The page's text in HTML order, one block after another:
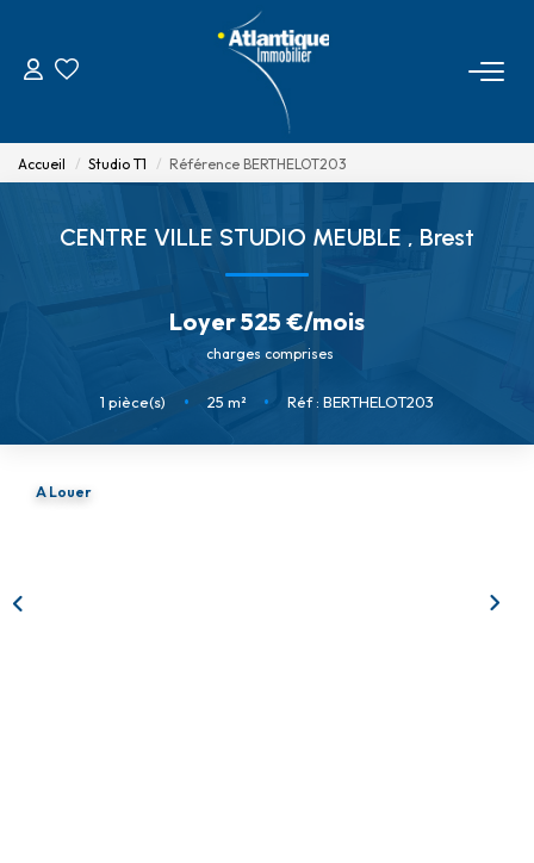
ACHETER
ESTIMER
PROGRAMME NEUF
LOUER
Accueil Studio T1 Référence BERTHELOT203
CENTRE VILLE STUDIO MEUBLE , Brest
Loyer 525 €/mois
charges comprises
1 pièce(s) • 25 m² • Réf : BERTHELOT203
A Louer